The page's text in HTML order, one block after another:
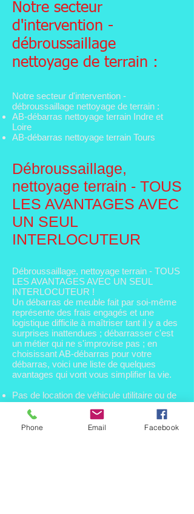
Notre secteur
d'intervention -
débroussaillage
nettoyage de terrain :
Notre secteur d'intervention -
débroussaillage nettoyage de terrain :
AB-débarras nettoyage terrain Indre et
Loire
AB-débarras nettoyage terrain Tours
Débroussaillage,
nettoyage terrain - TOUS
LES AVANTAGES AVEC
UN SEUL
INTERLOCUTEUR
Débroussaillage, nettoyage terrain - TOUS
LES AVANTAGES AVEC UN SEUL
INTERLOCUTEUR !
Un débarras de meuble fait par soi-même
représente des frais engagés et une
logistique difficile à maîtriser tant il y a des
surprises inattendues ; débarrasser c'est
un métier qui ne s'improvise pas ; en
choisissant AB-débarras pour votre
débarras, voici une liste de quelques
avantages qui vont vous simplifier la vie.
Pas de location de véhicule utilitaire ou de
location de benne
Pas de main d'oeuvre supplémentaire à
recruter, souvent inexpérimentée
Phone Email Facebook